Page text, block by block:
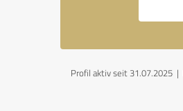
Profil aktiv seit 31.07.2025 |